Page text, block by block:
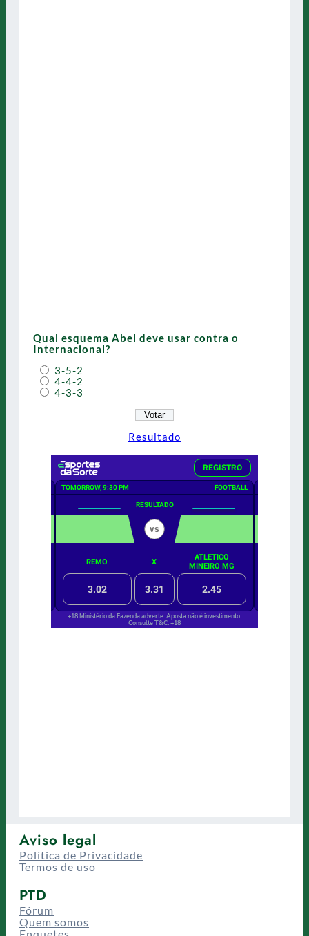
Qual esquema Abel deve usar contra o
Internacional?
3-5-2
4-4-2
4-3-3
Resultado
Aviso legal
Política de Privacidade
Termos de uso
PTD
Fórum
Quem somos